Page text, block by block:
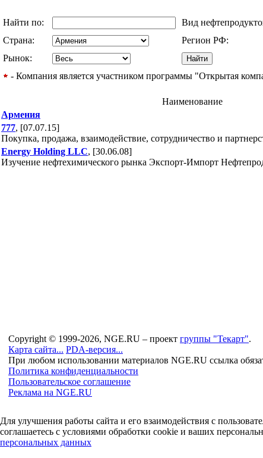
Найти по:
Вид
Страна:
Регион РФ:
Рынок:
- Компания является участником программы "Открытая
Наименование
Армения
777, [07.07.15]
Покупка, продажа, взаимодействие, сотрудничество и
Energy Holding LLC, [30.06.08]
Изучение нефтехимического рынка Экспорт-Импорт
Copyright © 1999-2026, NGE.RU – проект группы "Текарт".
Карта сайта... PDA-версия...
При любом использовании материалов NGE.RU ссылка
Политика конфиденциальности
Пользовательское соглашение
Реклама на NGE.RU
Для улучшения работы сайта и его взаимодействия с
соглашаетесь с условиями обработки cookie и ваших
персональных данных